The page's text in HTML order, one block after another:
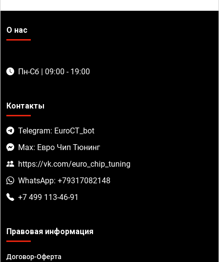
О нас
Пн-Сб | 09:00 - 19:00
Контакты
Telegram: EuroCT_bot
Max: Евро Чип Тюнинг
https://vk.com/euro_chip_tuning
WhatsApp: +79317082148
+7 499 113-46-91
Правовая информация
Договор-Оферта